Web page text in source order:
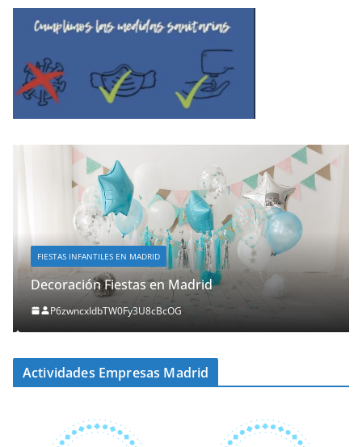
FIESTAS INFANTILES EN MADRID
Decoración Fiestas en Madrid
P6zwncxIdbTW0Fy3U8cBcOG
Actividades Empresas Madrid